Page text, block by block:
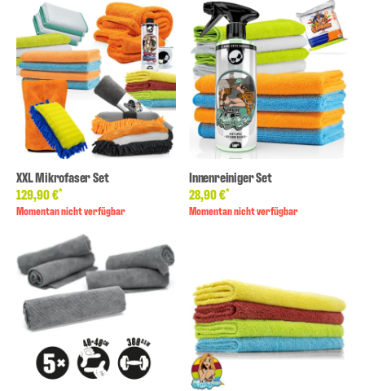
XXL Mikrofaser Set
129,90 €*
Momentan nicht verfügbar
Innenreiniger Set
28,90 €*
Momentan nicht verfügbar